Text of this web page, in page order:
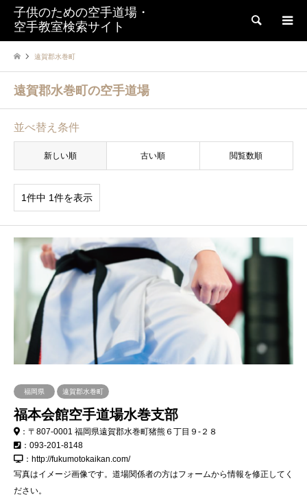
子供のための空手道場・
空手教室検索サイト
検索
遠賀郡水巻町
遠賀郡水巻町の空手道場
並べ替え条件
新しい順 古い順 閲覧数順
1件中 1件を表示
福岡県 遠賀郡水巻町
福本会館空手道場水巻支部
：〒807-0001 福岡県遠賀郡水巻町猪熊６丁目９-２８
：093-201-8148
：http://fukumotokaikan.com/
写真はイメージ画像です。道場関係者の方はフォームから情報を修正してく
ださい。